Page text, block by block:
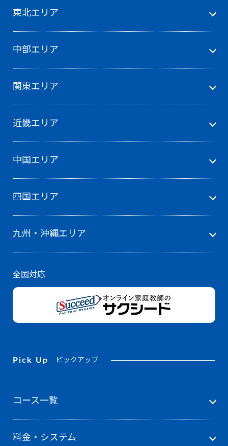
東北エリア
中部エリア
関東エリア
近畿エリア
中国エリア
四国エリア
九州・沖縄エリア
全国対応
Pick Up ピックアップ
料金・システム
コース一覧